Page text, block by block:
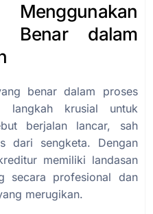
Benar dalam
benar dalam proses
langkah krusial untuk
berjalan lancar, sah
dari sengketa. Dengan
memiliki landasan
secara profesional dan
merugikan.